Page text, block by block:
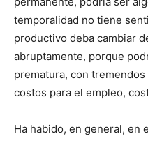
temporalidad no tiene
productivo deba cambiar
abruptamente, porque
prematura, con
costos para el empleo,
Ha habido, en general, en